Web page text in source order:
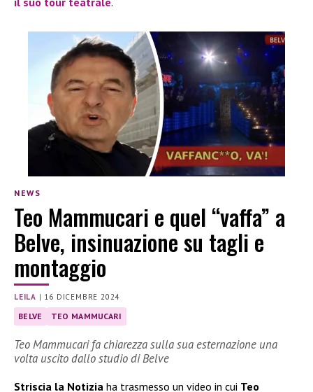
NEWS
Teo Mammucari e quel “vaffa” a
Belve, insinuazione su tagli e
montaggio
LEILA | 16 DICEMBRE 2024
BELVE TEO MAMMUCARI
Teo Mammucari fa chiarezza sulla sua esternazione una
volta uscito dallo studio di Belve
Striscia la Notizia ha trasmesso un video in cui Teo